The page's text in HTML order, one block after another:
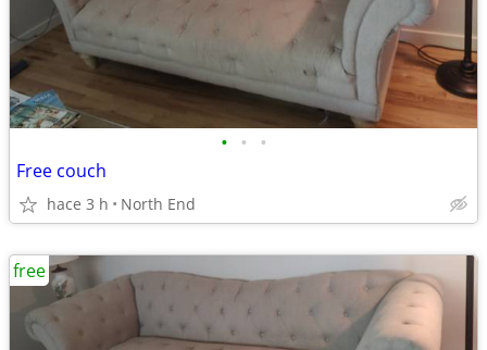
• • •
Free couch
hace 3 h North End
free